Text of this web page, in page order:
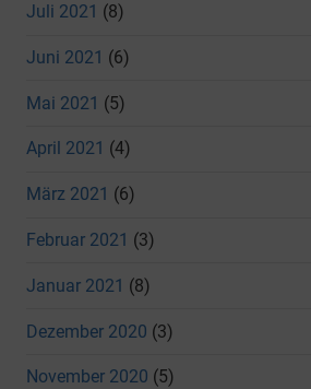
Juli 2021 (8)
Juni 2021 (6)
Mai 2021 (5)
April 2021 (4)
März 2021 (6)
Februar 2021 (3)
Januar 2021 (8)
Dezember 2020 (3)
November 2020 (5)